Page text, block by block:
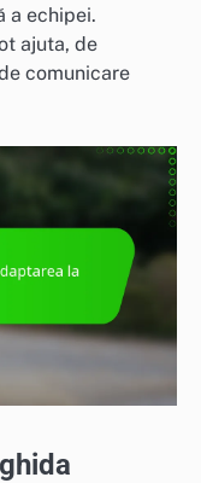
a echipei.
ajuta, de
comunicare